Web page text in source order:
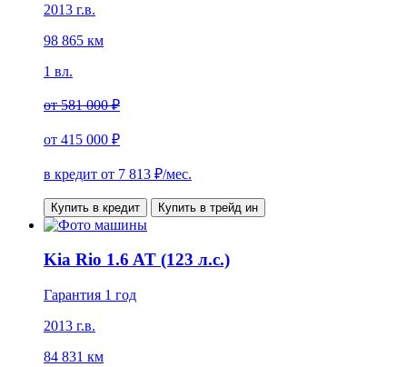
2013 г.в.
98 865 км
1 вл.
от581 000 ₽
от 415 000 ₽
в кредит от 7 813 ₽/мес.
Купить в кредит Купить в трейд ин
Kia Rio 1.6 AT (123 л.с.)
Гарантия 1 год
2013 г.в.
84 831 км